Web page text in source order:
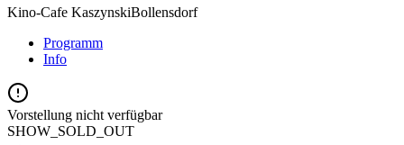
Kino-Cafe KaszynskiBollensdorf
Programm
Info
Vorstellung nicht verfügbar
SHOW_SOLD_OUT